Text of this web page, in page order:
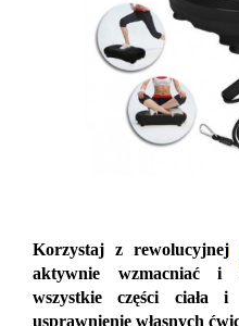
Korzystaj z rewolucyjnej
aktywnie wzmacniać i
wszystkie części ciała
usprawnienie własnych